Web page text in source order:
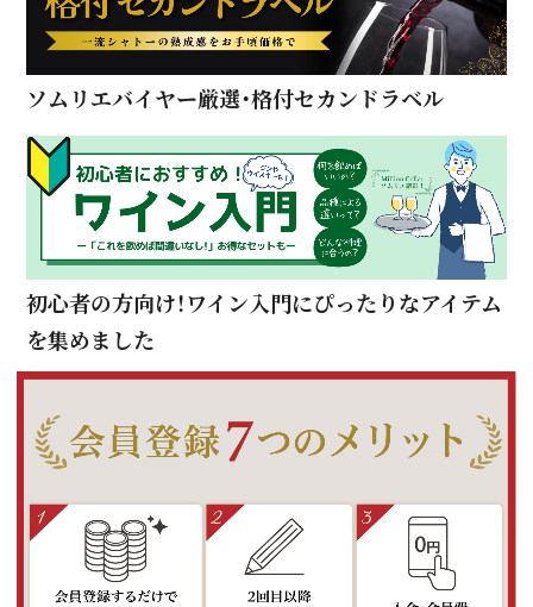
ソムリエバイヤー厳選・格付セカンドラベル
初心者の方向け！ワイン入門にぴったりなアイテム
を集めました